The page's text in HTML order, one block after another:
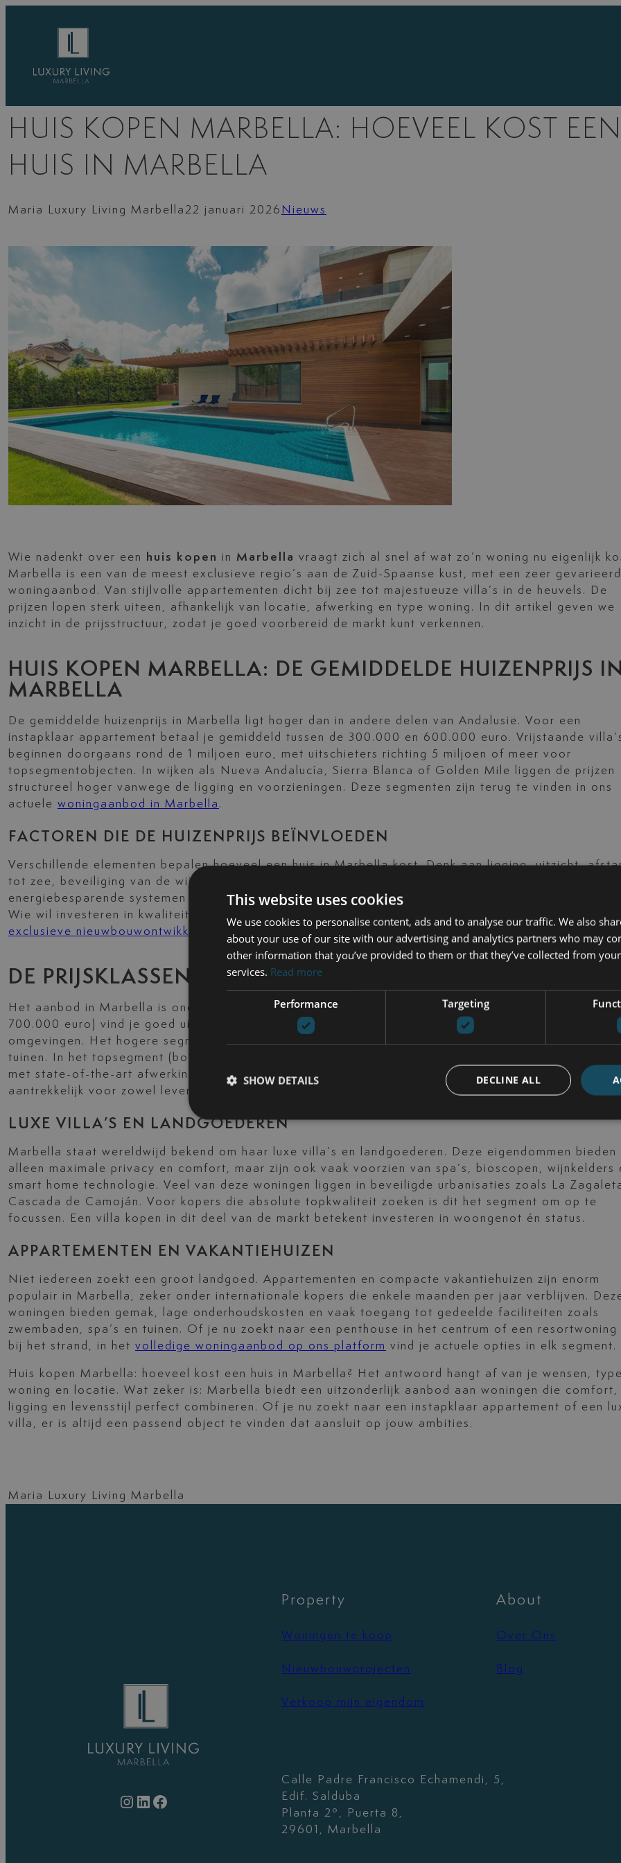
HUIS KOPEN MARBELLA: HOEVEEL KOST EEN
HUIS IN MARBELLA
Maria Luxury Living Marbella22 januari 2026 Nieuws
Wie nadenkt over een huis kopen in Marbella vraagt zich al snel af wat zo’n woning nu eigenlijk
Marbella is een van de meest exclusieve regio’s aan de Zuid-Spaanse kust, met een zeer gevarieerd
woningaanbod. Van stijlvolle appartementen dicht bij zee tot majestueuze villa’s in de heuvels. De
prijzen lopen sterk uiteen, afhankelijk van locatie, afwerking en type woning. In dit artikel geven we
inzicht in de prijsstructuur, zodat je goed voorbereid de markt kunt verkennen.
HUIS KOPEN MARBELLA: DE GEMIDDELDE HUIZENPRIJS IN
MARBELLA
De gemiddelde huizenprijs in Marbella ligt hoger dan in andere delen van Andalusië. Voor een
instapklaar appartement betaal je gemiddeld tussen de 300.000 en 600.000 euro. Vrijstaande
beginnen doorgaans rond de 1 miljoen euro, met uitschieters richting 5 miljoen of meer voor
topsegmentobjecten. In wijken als Nueva Andalucía, Sierra Blanca of Golden Mile liggen de prijzen
structureel hoger vanwege de ligging en voorzieningen. Deze segmenten zijn terug te vinden in ons
actuele woningaanbod in Marbella .
FACTOREN DIE DE HUIZENPRIJS BEÏNVLOEDEN
Verschillende elementen bepalen hoeveel een huis in Marbella kost. Denk aan ligging, uitzicht,
tot zee, beveiliging van de wijk en bouwkwaliteit. Nieuwbouwprojecten met moderne architectuur en
energiebesparende systemen hebben vaak een meerprijs. Ook perceelgrootte en privacy spelen een
Wie wil investeren in kwaliteit op een toplocatie, kan het best starten met het verkennen van onze
exclusieve nieuwbouwontwikkelingen waarin deze factoren optimaal zijn verwerkt.
DE PRIJSKLASSEN VAN HUIZEN IN MARBELLA
Het aanbod in Marbella is onderverdeeld in duidelijke prijsklassen. In het middensegment (300.000
700.000 euro) vind je goed uitgeruste appartementen, vaak met zeezicht of in resortachtige
omgevingen. Het hogere segment (1 tot 3 miljoen euro) omvat moderne villa’s met zwembad en
tuinen. In het topsegment (boven de 3 miljoen euro) gaat het om unieke objecten op grote kavels,
met state-of-the-art afwerking en uitzicht op zee of bergen. Deze prijsklassen maken Marbella
aantrekkelijk voor zowel levensgenieters als investeerders.
LUXE VILLA’S EN LANDGOEDEREN
Marbella staat wereldwijd bekend om haar luxe villa’s en landgoederen. Deze eigendommen bieden
alleen maximale privacy en comfort, maar zijn ook vaak voorzien van spa’s, bioscopen, wijnkelders
smart home technologie. Veel van deze woningen liggen in beveiligde urbanisaties zoals La
Cascada de Camoján. Voor kopers die absolute topkwaliteit zoeken is dit het segment om op te
focussen. Een villa kopen in dit deel van de markt betekent investeren in woongenot én status.
APPARTEMENTEN EN VAKANTIEHUIZEN
Niet iedereen zoekt een groot landgoed. Appartementen en compacte vakantiehuizen zijn enorm
populair in Marbella, zeker onder internationale kopers die enkele maanden per jaar verblijven.
woningen bieden gemak, lage onderhoudskosten en vaak toegang tot gedeelde faciliteiten zoals
zwembaden, spa’s en tuinen. Of je nu zoekt naar een penthouse in het centrum of een resortwoning
bij het strand, in het volledige woningaanbod op ons platform vind je actuele opties in elk segment.
Huis kopen Marbella: hoeveel kost een huis in Marbella? Het antwoord hangt af van je wensen, type
woning en locatie. Wat zeker is: Marbella biedt een uitzonderlijk aanbod aan woningen die comfort,
ligging en levensstijl perfect combineren. Of je nu zoekt naar een instapklaar appartement of een
villa, er is altijd een passend object te vinden dat aansluit op jouw ambities.
Maria Luxury Living Marbella
Instagram LinkedIn Facebook
Property
Woningen te koop
Nieuwbouwprojecten
Verkoop mijn eigendom
About
Over Ons
Blog
Calle Padre Francisco Echamendi, 5,
Edif. Salduba
Planta 2º, Puerta 8,
29601, Marbella
This website uses cookies
We use cookies to personalise content, ads and to analyse our traffic. We also
about your use of our site with our advertising and analytics partners who may
other information that you’ve provided to them or that they’ve collected from
services. Read more
Performance Targeting
DECLINE ALL
SHOW DETAILS